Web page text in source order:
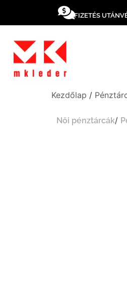
FIZETÉS
Kezdőlap /
Női pénztárcák/